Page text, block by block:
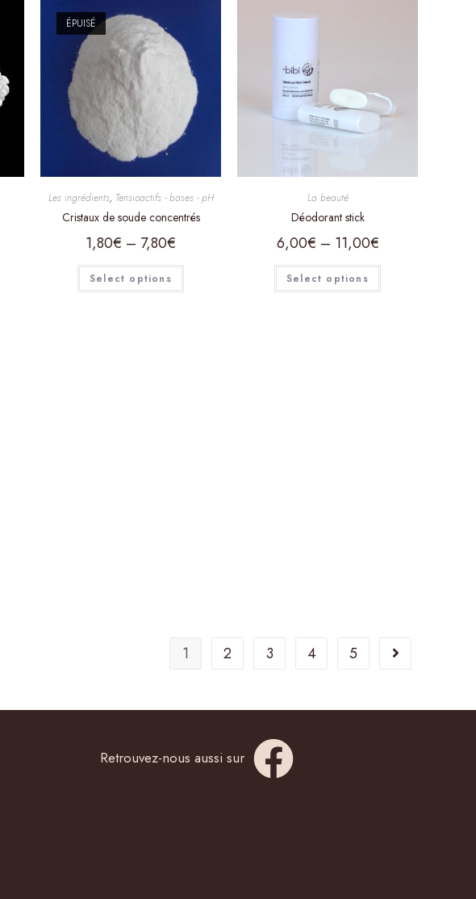
ÉPUISÉ
Les ingrédients, Tensioactifs - bases - pH
Cristaux de soude concentrés
1,80€ – 7,80€
Select options
La beauté
Déodorant stick
6,00€ – 11,00€
Select options
1 2 3 4 5
Retrouvez-nous aussi sur